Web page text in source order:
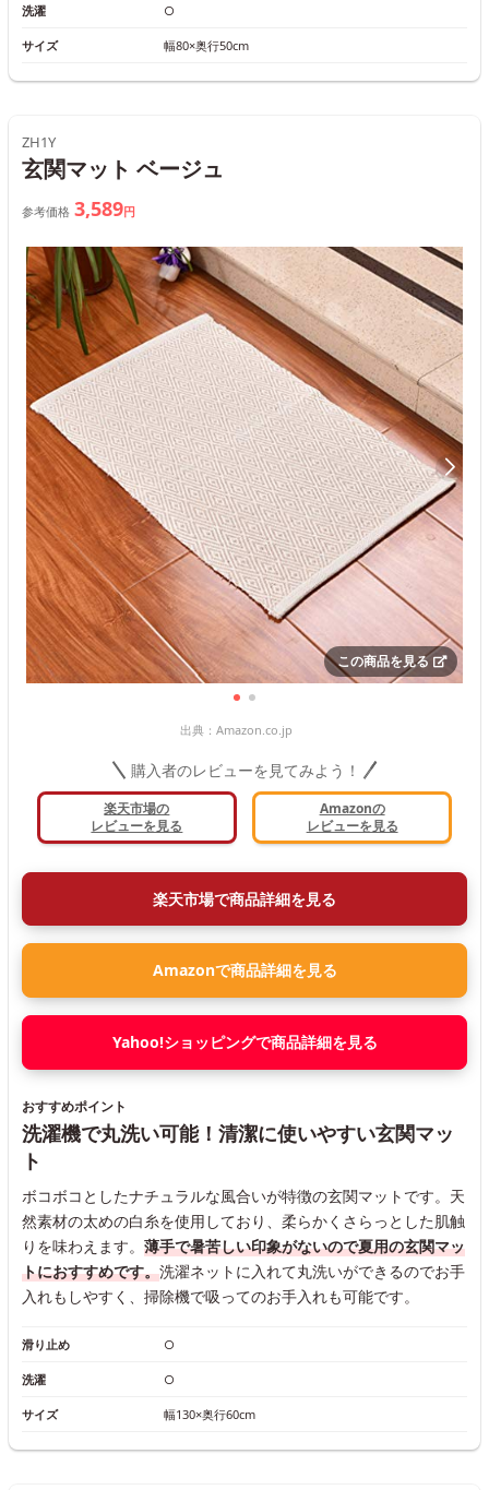
洗濯 ○
サイズ 幅80×奥行50cm
ZH1Y
玄関マット ベージュ
参考価格 3,589円
この商品を見る
出典： Amazon.co.jp
購入者のレビューを見てみよう！
楽天市場の
レビューを見る
Amazonの
レビューを見る
楽天市場で商品詳細を見る
Amazonで商品詳細を見る
Yahoo!ショッピングで商品詳細を見る
おすすめポイント
洗濯機で丸洗い可能！清潔に使いやすい玄関マッ
ト
ボコボコとしたナチュラルな風合いが特徴の玄関マットです。天
然素材の太めの白糸を使用しており、柔らかくさらっとした肌触
りを味わえます。 薄手で暑苦しい印象がないので夏用の玄関マッ
トにおすすめです。洗濯ネットに入れて丸洗いができるのでお手
入れもしやすく、掃除機で吸ってのお手入れも可能です。
滑り止め ○
洗濯 ○
サイズ 幅130×奥行60cm